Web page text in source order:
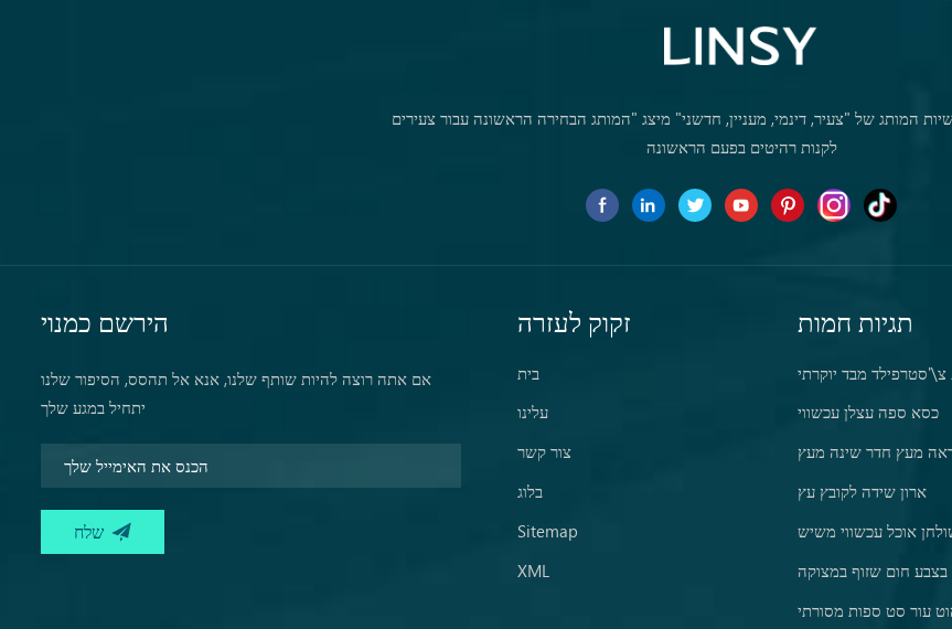
המותג של "צעיר, דינמי, מעניין, חדשני" מיצג "המותג הבחירה הראשונה עבור צעירים
לקנות רהיטים בפעם הראשונה
הירשם כמנוי
אם אתה רוצה להיות שותף שלנו, אנא אל תהסס, הסיפור שלנו
יתחיל במגע שלך
זקוק לעזרה
בית
עלינו
צור קשר
בלוג
Sitemap
XML
תגיות חמות
מבד יוקרתי
כסא ספה עצלן עכשווי
מעץ חדר שינה מעץ
ארון שידה לקובץ עץ
אוכל עכשווי משיש
חום שזוף במצוקה
עור סט ספות מסורתי